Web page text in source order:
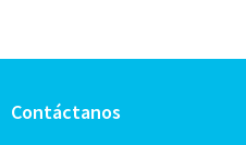
Contáctanos